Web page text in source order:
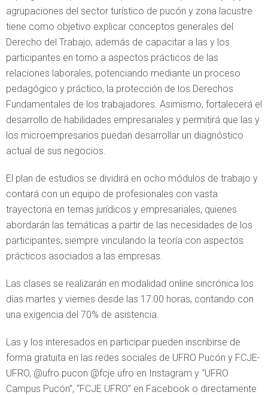
agrupaciones del sector turístico de pucón y zona lacustre
tiene como objetivo explicar conceptos generales del
Derecho del Trabajo, además de capacitar a las y los
participantes en torno a aspectos prácticos de las
relaciones laborales, potenciando mediante un proceso
pedagógico y práctico, la protección de los Derechos
Fundamentales de los trabajadores. Asimismo, fortalecerá el
desarrollo de habilidades empresariales y permitirá que las y
los microempresarios puedan desarrollar un diagnóstico
actual de sus negocios.
El plan de estudios se dividirá en ocho módulos de trabajo y
contará con un equipo de profesionales con vasta
trayectoria en temas jurídicos y empresariales, quienes
abordarán las temáticas a partir de las necesidades de los
participantes, siempre vinculando la teoría con aspectos
prácticos asociados a las empresas.
Las clases se realizarán en modalidad online sincrónica los
días martes y viernes desde las 17:00 horas, contando con
una exigencia del 70% de asistencia.
Las y los interesados en participar pueden inscribirse de
forma gratuita en las redes sociales de UFRO Pucón y FCJE-
UFRO, @ufro.pucon @fcje.ufro en Instagram y “UFRO
Campus Pucón”, “FCJE UFRO” en Facebook o directamente